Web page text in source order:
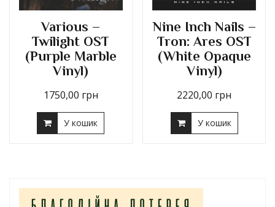
Various –
Twilight OST
(Purple Marble
Vinyl)
1750,00 грн
У кошик
Nine Inch Nails –
Tron: Ares OST
(White Opaque
Vinyl)
2220,00 грн
У кошик